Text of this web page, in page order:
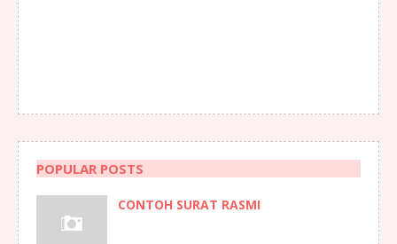
POPULAR POSTS
CONTOH SURAT RASMI